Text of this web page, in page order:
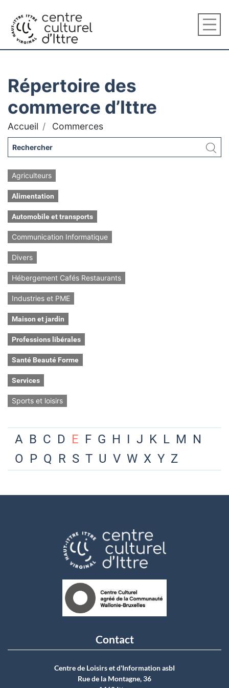
Répertoire des
commerce d’Ittre
Accueil Commerces
Agriculteurs
Alimentation
Automobile et transports
Communication Informatique
Divers
Hébergement Cafés Restaurants
Industries et PME
Maison et jardin
Professions libérales
Santé Beauté Forme
Services
Sports et loisirs
A B C D E F G H I J K L M N
O P Q R S T U V W X Y Z
Contact
Centre de Loisirs et d'Information asbI
Rue de la Montagne, 36